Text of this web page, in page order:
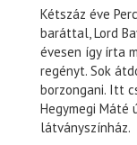
Kétszáz éve
baráttal, Lord
évesen így írta
regényt. Sok
borzongani. Itt
Hegymegi Máté
látványszínház.